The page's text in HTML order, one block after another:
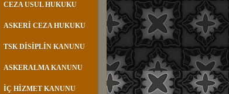
CEZA USUL HUKUKU
ASKERİ CEZA HUKUKU
TSK DİSİPLİN KANUNU
ASKERALMA KANUNU
İÇ HİZMET KANUNU